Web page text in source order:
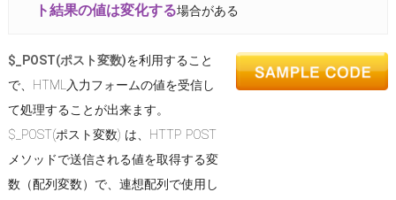
ト結果の値は変化する場合がある
$_POST(ポスト変数)を利用すること
で、HTML入力フォームの値を受信し
て処理することが出来ます。
$_POST(ポスト変数) は、HTTP POST
メソッドで送信される値を取得する変
数（配列変数）で、連想配列で使用し